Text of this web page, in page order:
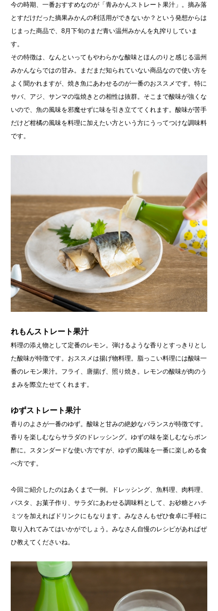
今の時期、一番おすすめなのが「青みかんストレート果汁」。摘み落
とすだけだった摘果みかんの利活用ができないか？という発想からは
じまった商品で、8月下旬のまだ青い温州みかんを丸搾りしていま
す。
その特徴は、なんといってもやわらかな酸味とほんのりと感じる温州
みかんならではの甘み。まだまだ知られていない商品なので使い方を
よく聞かれますが、焼き魚にあわせるのが一番のおススメです。特に
サバ、アジ、サンマの塩焼きとの相性は抜群。そこまで酸味が強くな
いので、魚の風味を邪魔せずに味を引き立ててくれます。酸味が苦手
だけど柑橘の風味を料理に加えたい方という方にうってつけな調味料
です。
れもんストレート果汁
料理の添え物として定番のレモン。弾けるような香りとすっきりとし
た酸味が特徴です。おススメは揚げ物料理。脂っこい料理には酸味一
番のレモン果汁。フライ、唐揚げ、照り焼き。レモンの酸味が肉のう
まみを際立たせてくれます。
ゆずストレート果汁
香りのよさが一番のゆず。酸味と甘みの絶妙なバランスが特徴です。
香りを楽しむならサラダのドレッシング。ゆずの味を楽しむならポン
酢に。スタンダードな使い方ですが、ゆずの風味を一番に楽しめる食
べ方です。
今回ご紹介したのはあくまで一例。ドレッシング、魚料理、肉料理、
パスタ、お菓子作り、サラダにあわせる調味料として、お砂糖とハチ
ミツを加えればドリンクにもなります。みなさんもぜひ食卓に手軽に
取り入れてみてはいかがでしょう。みなさん自慢のレシピがあればぜ
ひ教えてくださいね。